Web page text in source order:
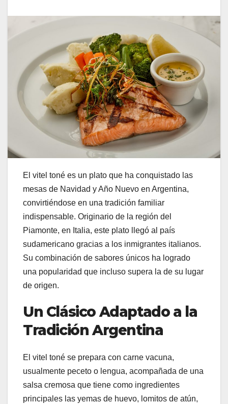
El vitel toné es un plato que ha conquistado las
mesas de Navidad y Año Nuevo en Argentina,
convirtiéndose en una tradición familiar
indispensable. Originario de la región del
Piamonte, en Italia, este plato llegó al país
sudamericano gracias a los inmigrantes italianos.
Su combinación de sabores únicos ha logrado
una popularidad que incluso supera la de su lugar
de origen.
Un Clásico Adaptado a la
Tradición Argentina
El vitel toné se prepara con carne vacuna,
usualmente peceto o lengua, acompañada de una
salsa cremosa que tiene como ingredientes
principales las yemas de huevo, lomitos de atún,